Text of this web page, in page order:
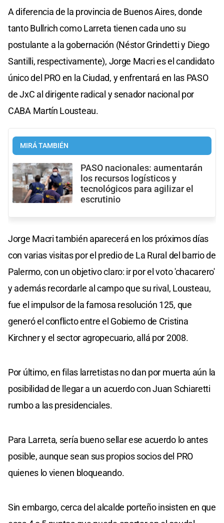
A diferencia de la provincia de Buenos Aires, donde
tanto Bullrich como Larreta tienen cada uno su
postulante a la gobernación (Néstor Grindetti y Diego
Santilli, respectivamente), Jorge Macri es el candidato
único del PRO en la Ciudad, y enfrentará en las PASO
de JxC al dirigente radical y senador nacional por
CABA Martín Lousteau.
MIRÁ TAMBIÉN
PASO nacionales: aumentarán
los recursos logísticos y
tecnológicos para agilizar el
escrutinio
Jorge Macri también aparecerá en los próximos días
con varias visitas por el predio de La Rural del barrio de
Palermo, con un objetivo claro: ir por el voto 'chacarero'
y además recordarle al campo que su rival, Lousteau,
fue el impulsor de la famosa resolución 125, que
generó el conflicto entre el Gobierno de Cristina
Kirchner y el sector agropecuario, allá por 2008.
Por último, en filas larretistas no dan por muerta aún la
posibilidad de llegar a un acuerdo con Juan Schiaretti
rumbo a las presidenciales.
Para Larreta, sería bueno sellar ese acuerdo lo antes
posible, aunque sean sus propios socios del PRO
quienes lo vienen bloqueando.
Sin embargo, cerca del alcalde porteño insisten en que